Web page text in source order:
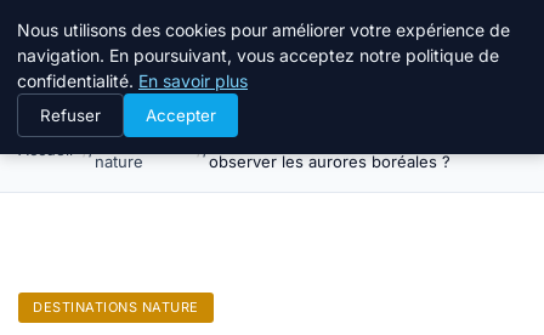
Tourisme Landes
Destinations
nature
Quels sont les meilleurs spots pour
observer les aurores boréales ?
DESTINATIONS NATURE
Nous utilisons des cookies pour améliorer votre expérience de
navigation. En poursuivant, vous acceptez notre politique de
confidentialité. En savoir plus
Refuser Accepter